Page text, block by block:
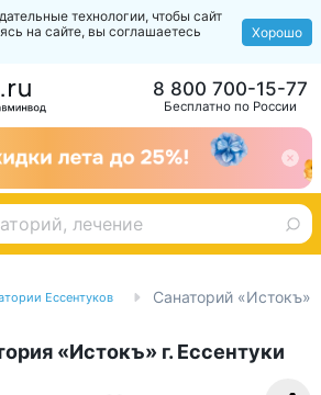
технологии, чтобы сайт
на сайте, вы соглашаетесь
Хорошо
Бесплатно по России
8 800 700-15-77
Ессентуков Санаторий «Истокъ»
«Истокъ» г. Ессентуки